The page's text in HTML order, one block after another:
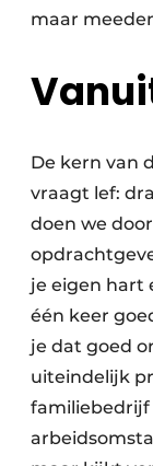
maar
De kern van
vraagt lef:
doen we
je eigen hart
één keer
je dat goed
uiteindelijk
familiebedrijf